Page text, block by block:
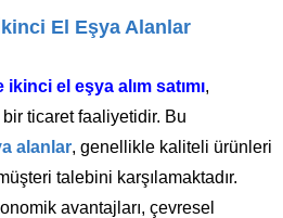
El Eşya Alanlar
el eşya alım satımı,
ticaret faaliyetidir. Bu
alanlar, genellikle kaliteli ürünleri
talebini karşılamaktadır.
avantajları, çevresel